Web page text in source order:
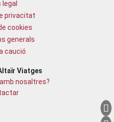
legal
privacitat
cookies
generals
caució
Viatges
nosaltres?